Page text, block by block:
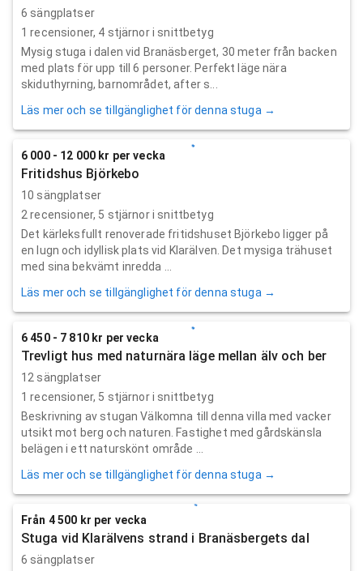
6 sängplatser
1 recensioner, 4 stjärnor i snittbetyg
Mysig stuga i dalen vid Branäsberget, 30 meter från backen
med plats för upp till 6 personer. Perfekt läge nära
skiduthyrning, barnområdet, after s...
Läs mer och se tillgänglighet för denna stuga →
6 000 - 12 000 kr per vecka
Fritidshus Björkebo
10 sängplatser
2 recensioner, 5 stjärnor i snittbetyg
Det kärleksfullt renoverade fritidshuset Björkebo ligger på
en lugn och idyllisk plats vid Klarälven. Det mysiga trähuset
med sina bekvämt inredda ...
Läs mer och se tillgänglighet för denna stuga →
6 450 - 7 810 kr per vecka
Trevligt hus med naturnära läge mellan älv och ber
12 sängplatser
1 recensioner, 5 stjärnor i snittbetyg
Beskrivning av stugan Välkomna till denna villa med vacker
utsikt mot berg och naturen. Fastighet med gårdskänsla
belägen i ett naturskönt område ...
Läs mer och se tillgänglighet för denna stuga →
Från 4 500 kr per vecka
Stuga vid Klarälvens strand i Branäsbergets dal
6 sängplatser